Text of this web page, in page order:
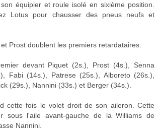
équipier et roule isolé en sixième position.
Lotus pour chausser des pneus neufs et
Prost doublent les premiers retardataires.
devant Piquet (2s.), Prost (4s.), Senna
Fabi (14s.), Patrese (25s.), Alboreto (26s.),
(29s.), Nannini (33s.) et Berger (34s.).
cette fois le volet droit de son aileron. Cette
sous l'aile avant-gauche de la Williams de
Nannini.